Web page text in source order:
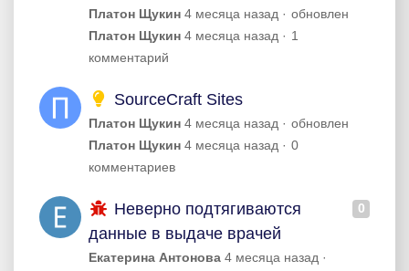
Платон Щукин 4 месяца назад
обновлен
Платон Щукин 4 месяца назад
1
комментарий
SourceCraft Sites
Платон Щукин 4 месяца назад
обновлен
Платон Щукин 4 месяца назад
0
комментариев
0
Неверно подтягиваются
данные в выдаче врачей
Екатерина Антонова 4 месяца назад